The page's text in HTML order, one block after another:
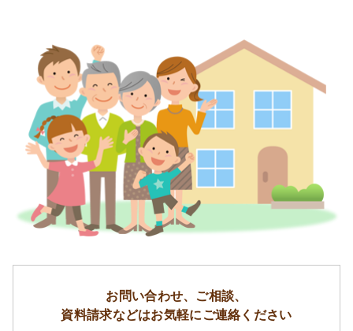
お問い合わせ、ご相談、
資料請求などはお気軽にご連絡ください